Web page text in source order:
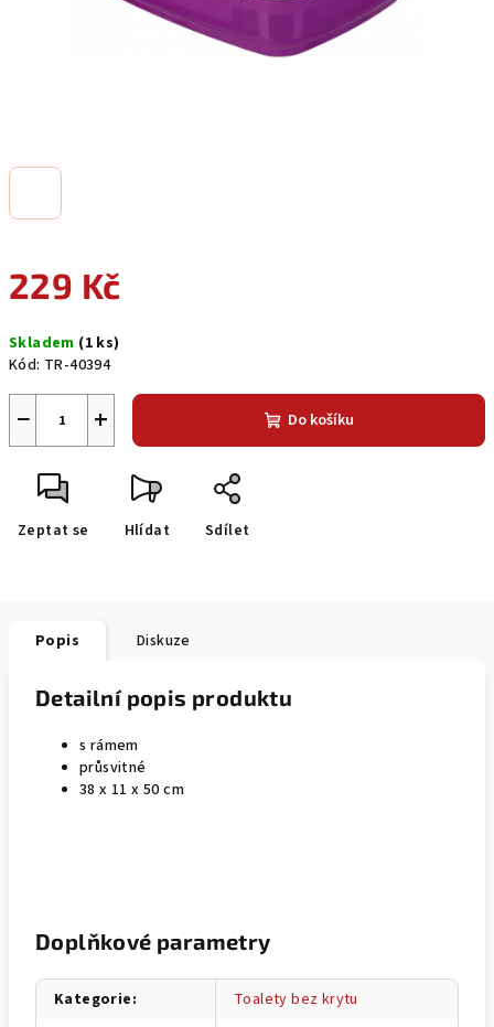
229 Kč
cena:
Skladem (1 ks)
Kód: TR-40394
+
− Do košíku
Zeptat se Hlídat Sdílet
Popis Diskuze
Detailní popis produktu
s rámem
průsvitné
38 x 11 x 50 cm
Doplňkové parametry
Kategorie: Toalety bez krytu